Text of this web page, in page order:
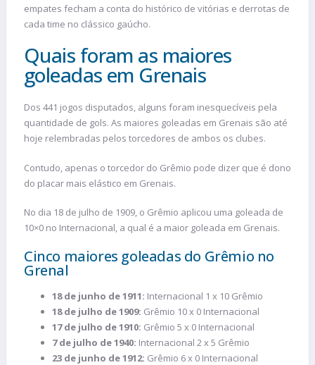
empates fecham a conta do histórico de vitórias e derrotas de
cada time no clássico gaúcho.
Quais foram as maiores
goleadas em Grenais
Dos 441 jogos disputados, alguns foram inesquecíveis pela
quantidade de gols. As maiores goleadas em Grenais são até
hoje relembradas pelos torcedores de ambos os clubes.
Contudo, apenas o torcedor do Grêmio pode dizer que é dono
do placar mais elástico em Grenais.
No dia 18 de julho de 1909, o Grêmio aplicou uma goleada de
10×0 no Internacional, a qual é a maior goleada em Grenais.
Cinco maiores goleadas do Grêmio no
Grenal
18 de junho de 1911: Internacional 1 x 10 Grêmio
18 de julho de 1909: Grêmio 10 x 0 Internacional
17 de julho de 1910: Grêmio 5 x 0 Internacional
7 de julho de 1940: Internacional 2 x 5 Grêmio
23 de junho de 1912: Grêmio 6 x 0 Internacional